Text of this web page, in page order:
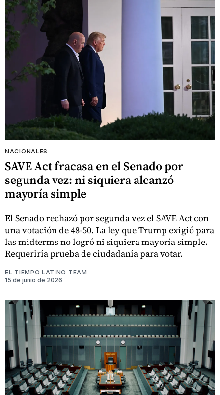
NACIONALES
SAVE Act fracasa en el Senado por
segunda vez: ni siquiera alcanzó
mayoría simple
El Senado rechazó por segunda vez el SAVE Act con
una votación de 48-50. La ley que Trump exigió para
las midterms no logró ni siquiera mayoría simple.
Requeriría prueba de ciudadanía para votar.
EL TIEMPO LATINO TEAM
15 de junio de 2026